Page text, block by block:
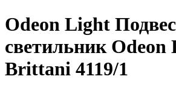
Odeon Light
светильник Odeon
Brittani 4119/1